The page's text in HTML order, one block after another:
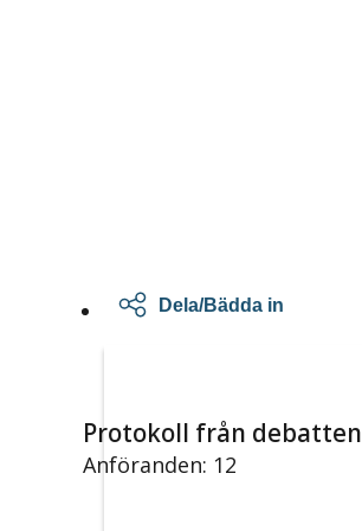
Dela/Bädda in
Protokoll från debatten
Anföranden: 12